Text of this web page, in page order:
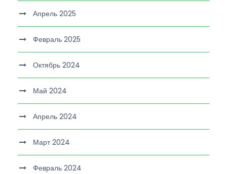
Апрель 2025
Февраль 2025
Октябрь 2024
Май 2024
Апрель 2024
Март 2024
Февраль 2024